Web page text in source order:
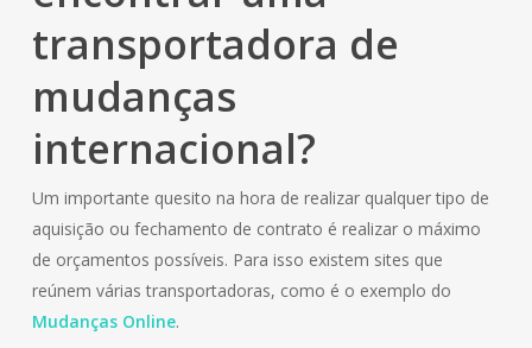
transportadora de
mudanças
internacional?
Um importante quesito na hora de realizar qualquer tipo de
aquisição ou fechamento de contrato é realizar o máximo
de orçamentos possíveis. Para isso existem sites que
reúnem várias transportadoras, como é o exemplo do
Mudanças Online.